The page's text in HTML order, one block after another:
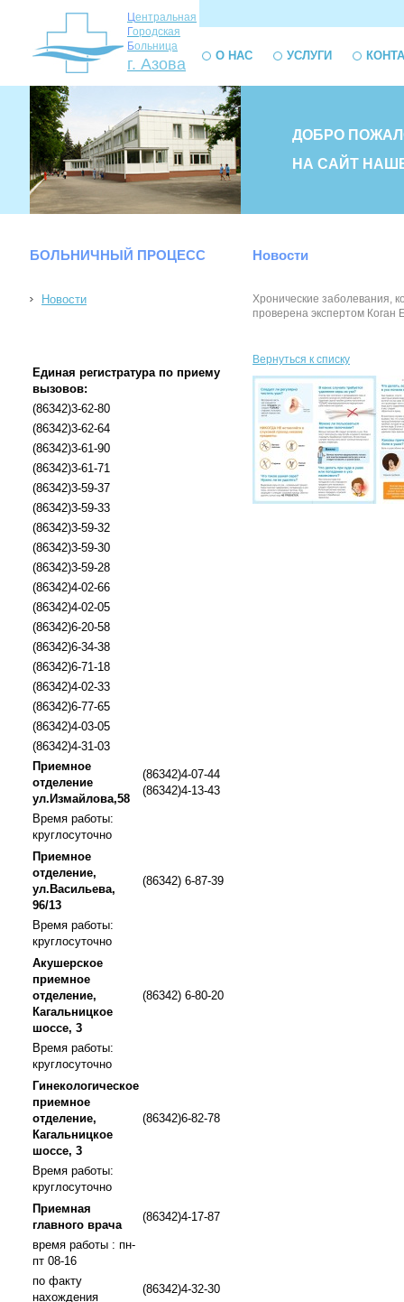
Центральная
Городская
Больница
г. Азова О НАС УСЛУГИ
ДОБРО
НА САЙТ
БОЛЬНИЧНЫЙ ПРОЦЕСС
Новости
Единая регистратура по приему
вызовов:
(86342)3-62-80
(86342)3-62-64
(86342)3-61-90
(86342)3-61-71
(86342)3-59-37
(86342)3-59-33
(86342)3-59-32
(86342)3-59-30
(86342)3-59-28
(86342)4-02-66
(86342)4-02-05
(86342)6-20-58
(86342)6-34-38
(86342)6-71-18
(86342)4-02-33
(86342)6-77-65
(86342)4-03-05
(86342)4-31-03
Приемное
отделение
ул.Измайлова,58
(86342)4-07-44
(86342)4-13-43
Время работы:
круглосуточно
Приемное
отделение,
ул.Васильева,
96/13
(86342) 6-87-39
Время работы:
круглосуточно
Акушерское
приемное
отделение,
Кагальницкое
шоссе, 3
(86342) 6-80-20
Время работы:
круглосуточно
Гинекологическое
приемное
отделение,
Кагальницкое
шоссе, 3
(86342)6-82-78
Время работы:
круглосуточно
Приемная
главного врача
(86342)4-17-87
время работы : пн-
пт 08-16
по факту
нахождения
(86342)4-32-30
Новости
Хронические заболевания,
проверена экспертом
Вернуться к списку